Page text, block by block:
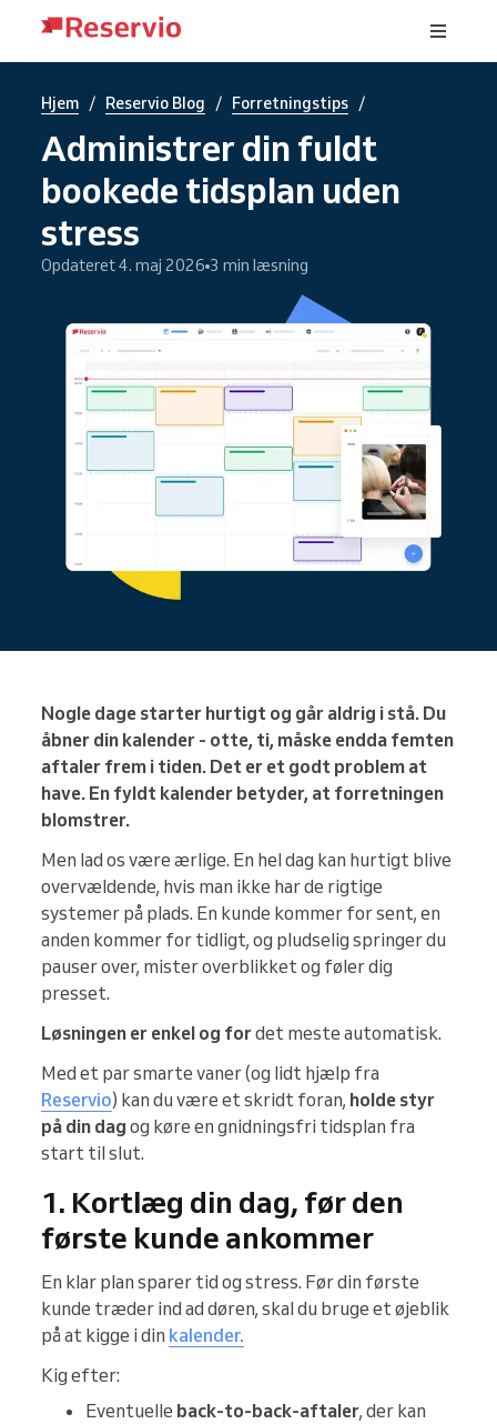
Hjem / Reservio Blog / Forretningstips /
Administrer din fuldt
bookede tidsplan uden
stress
Opdateret 4. maj 2026 3 min læsning
Nogle dage starter hurtigt og går aldrig i stå. Du
åbner din kalender - otte, ti, måske endda femten
aftaler frem i tiden. Det er et godt problem at
have. En fyldt kalender betyder, at forretningen
blomstrer.
Men lad os være ærlige. En hel dag kan hurtigt blive
overvældende, hvis man ikke har de rigtige
systemer på plads. En kunde kommer for sent, en
anden kommer for tidligt, og pludselig springer du
pauser over, mister overblikket og føler dig
presset.
Løsningen er enkel og fordet meste automatisk.
Med et par smarte vaner (og lidt hjælp fra
Reservio) kan du være et skridt foran, holde styr
på din dag og køre en gnidningsfri tidsplan fra
start til slut.
1. Kortlæg din dag, før den
første kunde ankommer
En klar plan sparer tid og stress. Før din første
kunde træder ind ad døren, skal du bruge et øjeblik
på at kigge i din kalender.
Kig efter:
Eventuelle back-to-back-aftaler, der kan